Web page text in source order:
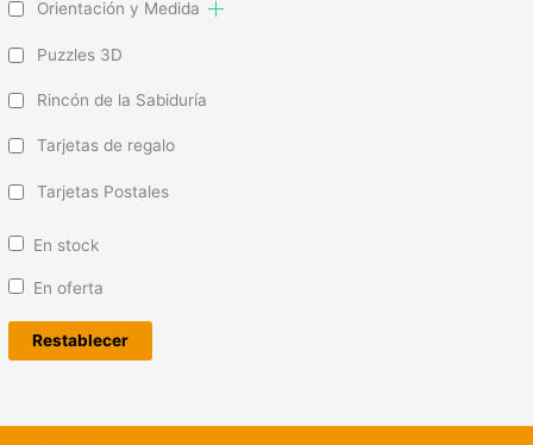
Orientación y Medida
Puzzles 3D
Rincón de la Sabiduría
Tarjetas de regalo
Tarjetas Postales
En stock
En oferta
Restablecer